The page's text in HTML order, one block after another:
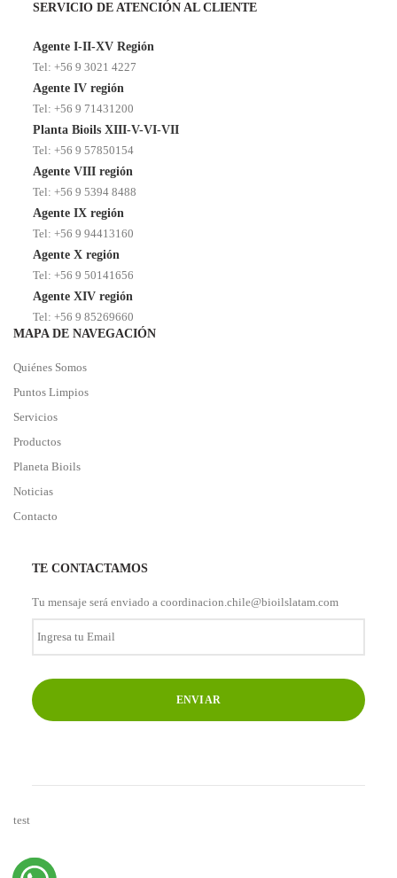
SERVICIO DE ATENCIÓN AL CLIENTE
Agente I-II-XV Región
Tel: +56 9 3021 4227
Agente IV región
Tel: +56 9 71431200
Planta Bioils XIII-V-VI-VII
Tel: +56 9 57850154
Agente VIII región
Tel: +56 9 5394 8488
Agente IX región
Tel: +56 9 94413160
Agente X región
Tel: +56 9 50141656
Agente XIV región
Tel: +56 9 85269660
MAPA DE NAVEGACIÓN
Quiénes Somos
Puntos Limpios
Servicios
Productos
Planeta Bioils
Noticias
Contacto
TE CONTACTAMOS
Tu mensaje será enviado a coordinacion.chile@bioilslatam.com
Ingresa
test